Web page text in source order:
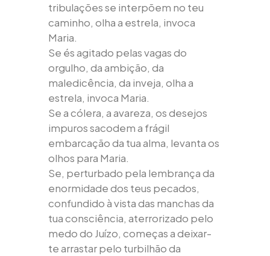
tribulações se interpõem no teu
caminho, olha a estrela, invoca
Maria.
Se és agitado pelas vagas do
orgulho, da ambição, da
maledicência, da inveja, olha a
estrela, invoca Maria.
Se a cólera, a avareza, os desejos
impuros sacodem a frágil
embarcação da tua alma, levanta os
olhos para Maria.
Se, perturbado pela lembrança da
enormidade dos teus pecados,
confundido à vista das manchas da
tua consciência, aterrorizado pelo
medo do Juízo, começas a deixar-
te arrastar pelo turbilhão da